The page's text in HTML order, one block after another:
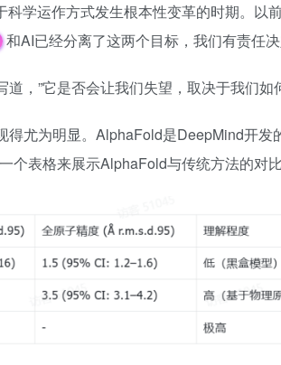
学运作方式发生根本性变革的时期。以
和AI已经分离了这两个目标，我们有责任决
，”它是否会让我们失望，取决于我们如
尤为明显。AlphaFold是DeepMind开发
个表格来展示AlphaFold与传统方法的对比